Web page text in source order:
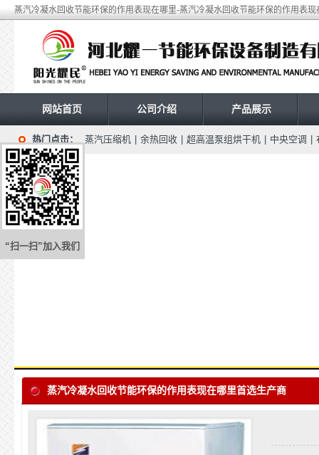
蒸汽冷凝水回收节能环保的作用表现在哪里-蒸汽冷凝水回收节能环保的作用表
网站首页 公司介绍 产品展示
热门点击： 蒸汽压缩机 余热回收 超高温泵组烘干机 中央空调
蒸汽冷凝水回收节能环保的作用表现在哪里首选生产商
“扫一扫”加入我们